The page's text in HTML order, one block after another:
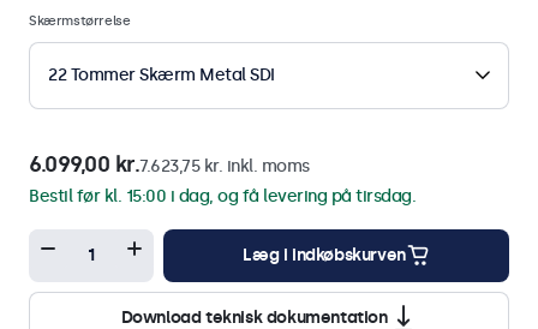
Skærmstørrelse
22 Tommer Skærm Metal SDI
6.099,00 kr.7.623,75 kr. inkl. moms
Bestil før kl. 15:00 i dag, og få levering på tirsdag.
Læg i indkøbskurven
Download teknisk dokumentation